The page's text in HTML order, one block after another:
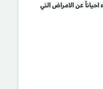
عن الامراض التي